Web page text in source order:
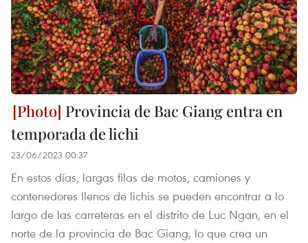
Provincia de Bac Giang entra en
temporada de lichi
23/06/2023 00:37
En estos días, largas filas de motos, camiones y
contenedores llenos de lichis se pueden encontrar a lo
largo de las carreteras en el distrito de Luc Ngan, en el
norte de la provincia de Bac Giang, lo que crea un